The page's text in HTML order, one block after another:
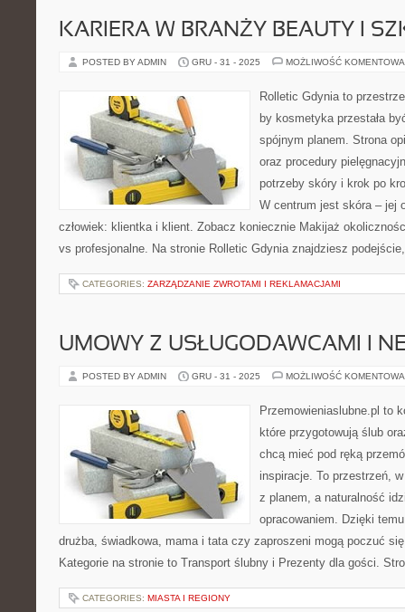
KARIERA W BRANŻY BEAUTY I
POSTED BY ADMIN GRU - 31 - 2025 MOŻLIWOŚĆ
Rolletic Gdynia to
by kosmetyka przestała
spójnym planem. Strona
oraz procedury
potrzeby skóry i krok po
W centrum jest skóra – jej
człowiek: klientka i klient. Zobacz koniecznie Makijaż
vs profesjonalne. Na stronie Rolletic Gdynia znajdziesz
CATEGORIES: ZARZĄDZANIE ZWROTAMI I REKLAMACJAMI
UMOWY Z USŁUGODAWCAMI I
POSTED BY ADMIN GRU - 31 - 2025 MOŻLIWOŚĆ
Przemowieniaslubne.pl to
które przygotowują ślub
chcą mieć pod ręką
inspiracje. To przestrzeń,
z planem, a naturalność
opracowaniem. Dzięki
drużba, świadkowa, mama i tata czy zaproszeni mogą poczuć
Kategorie na stronie to Transport ślubny i Prezenty dla gości.
CATEGORIES: MIASTA I REGIONY